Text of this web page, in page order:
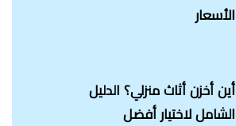
الأسعار
أين أخزن أثاث منزلي؟ الدليل
الشامل لاختيار أفضل